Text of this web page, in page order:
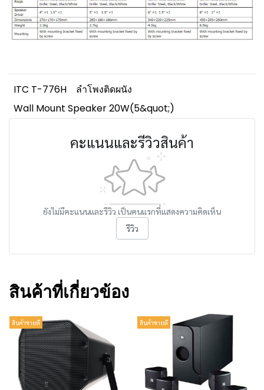
ITC T-776H
ลำโพงติดผนัง
Wall Mount Speaker 20W(5&quot;)
คะแนนและรีวิวสินค้า
ยังไม่มีคะแนนและรีวิว เป็นคนแรกที่แสดงความคิดเห็น
รีวิว
สินค้าที่เกี่ยวข้อง
สินค้าขายดี สินค้าขายดี